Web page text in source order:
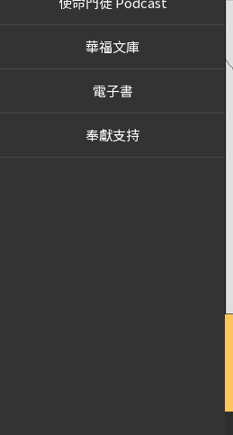
華福文庫
電子書
奉獻支持